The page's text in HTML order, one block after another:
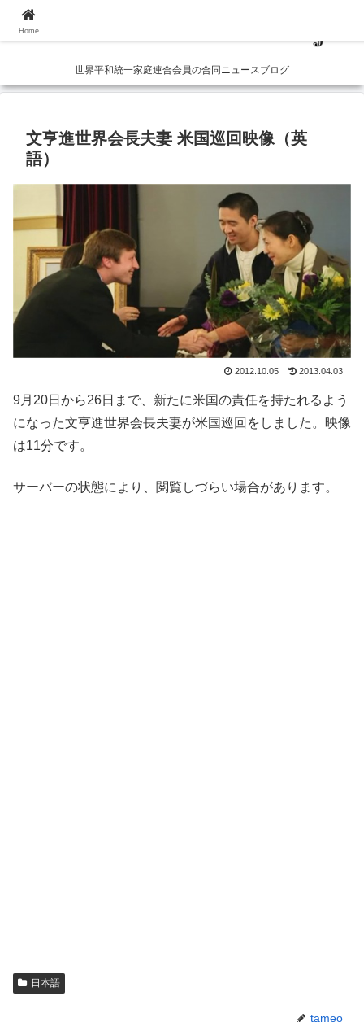
世界平和統一家庭連合会員の合同ニュースブログ
文亨進世界会長夫妻 米国巡回映像（英
語）
2012.10.05 2013.04.03
9月20日から26日まで、新たに米国の責任を持たれるよう
になった文亨進世界会長夫妻が米国巡回をしました。映像
は11分です。
サーバーの状態により、閲覧しづらい場合があります。
日本語
tameo
Home